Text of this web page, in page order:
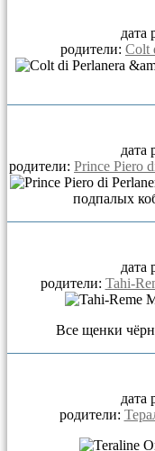
дата
родители: Colt
дата
родители: Prince Piero
подпалых
дата
родители: Tahi-
Все щенки
дата
родители: